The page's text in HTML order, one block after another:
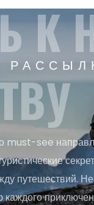
К
must-see
путешествий.
каждого